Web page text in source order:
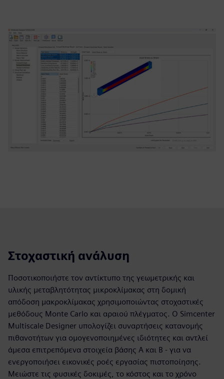
Στοχαστική ανάλυση
Ποσοτικοποιήστε τον αντίκτυπο της γεωμετρικής και
υλικής μεταβλητότητας μικροκλίμακας στη δομική
απόδοση μακροκλίμακας χρησιμοποιώντας στοχαστικές
μεθόδους Monte Carlo και αραιού πλέγματος. Ο Simcenter
Multiscale Designer υπολογίζει συναρτήσεις κατανομής
πιθανοτήτων για ομογενοποιημένες ιδιότητες και αντλεί
άμεσα επιτρεπόμενα στοιχεία βάσης Α και Β - για να
ενεργοποιήσει εικονικές ροές εργασίας πιστοποίησης.
Μειώστε τις φυσικές δοκιμές, το κόστος και το χρόνο